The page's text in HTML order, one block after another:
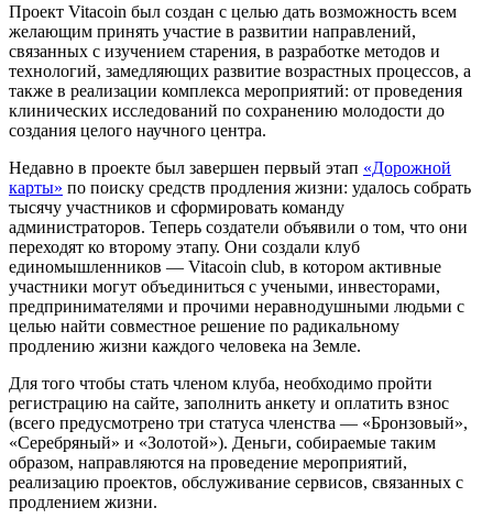
Проект Vitacoin был создан с целью дать возможность всем
желающим принять участие в развитии направлений,
связанных с изучением старения, в разработке методов и
технологий, замедляющих развитие возрастных процессов, а
также в реализации комплекса мероприятий: от проведения
клинических исследований по сохранению молодости до
создания целого научного центра.
Недавно в проекте был завершен первый этап «Дорожной
карты» по поиску средств продления жизни: удалось собрать
тысячу участников и сформировать команду
администраторов. Теперь создатели объявили о том, что они
переходят ко второму этапу. Они создали клуб
единомышленников — Vitacoin club, в котором активные
участники могут объединиться с учеными, инвесторами,
предпринимателями и прочими неравнодушными людьми с
целью найти совместное решение по радикальному
продлению жизни каждого человека на Земле.
Для того чтобы стать членом клуба, необходимо пройти
регистрацию на сайте, заполнить анкету и оплатить взнос
(всего предусмотрено три статуса членства — «Бронзовый»,
«Серебряный» и «Золотой»). Деньги, собираемые таким
образом, направляются на проведение мероприятий,
реализацию проектов, обслуживание сервисов, связанных с
продлением жизни.